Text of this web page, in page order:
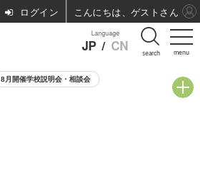
menu
Language
JP / CN search
8月開催学校説明会・相談会
ログイン こんにちは、ゲストさん